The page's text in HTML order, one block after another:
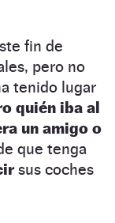
fin de
pero no
tenido lugar
quién iba al
un amigo o
que tenga
sus coches